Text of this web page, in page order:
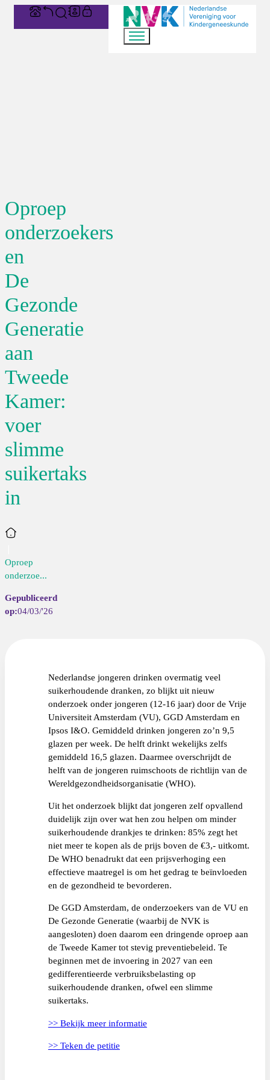
Oproep
onderzoekers
en
De
Gezonde
Generatie
aan
Tweede
Kamer:
voer
slimme
suikertaks
in
Home
Oproep
onderzoe...
04/03/'26
Nederlandse jongeren drinken overmatig veel
suikerhoudende dranken, zo blijkt uit nieuw
onderzoek onder jongeren (12-16 jaar) door de Vrije
Universiteit Amsterdam (VU), GGD Amsterdam en
Ipsos I&O. Gemiddeld drinken jongeren zo’n 9,5
glazen per week. De helft drinkt wekelijks zelfs
gemiddeld 16,5 glazen. Daarmee overschrijdt de
helft van de jongeren ruimschoots de richtlijn van de
Wereldgezondheidsorganisatie (WHO).
Uit het onderzoek blijkt dat jongeren zelf opvallend
duidelijk zijn over wat hen zou helpen om minder
suikerhoudende drankjes te drinken: 85% zegt het
niet meer te kopen als de prijs boven de €3,- uitkomt.
De WHO benadrukt dat een prijsverhoging een
effectieve maatregel is om het gedrag te beïnvloeden
en de gezondheid te bevorderen.
De GGD Amsterdam, de onderzoekers van de VU en
De Gezonde Generatie (waarbij de NVK is
aangesloten) doen daarom een dringende oproep aan
de Tweede Kamer tot stevig preventiebeleid. Te
beginnen met de invoering in 2027 van een
gedifferentieerde verbruiksbelasting op
suikerhoudende dranken, ofwel een slimme
suikertaks.
>> Bekijk meer informatie
>> Teken de petitie